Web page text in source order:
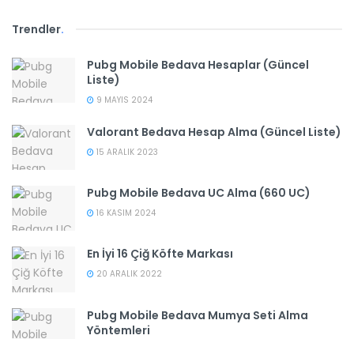
Trendler.
Pubg Mobile Bedava Hesaplar (Güncel
Liste)
9 MAYIS 2024
Valorant Bedava Hesap Alma (Güncel Liste)
15 ARALIK 2023
Pubg Mobile Bedava UC Alma (660 UC)
16 KASIM 2024
En İyi 16 Çiğ Köfte Markası
20 ARALIK 2022
Pubg Mobile Bedava Mumya Seti Alma
Yöntemleri